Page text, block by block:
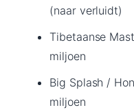
(naar verluidt)
Tibetaanse
miljoen
Big Splash /
miljoen